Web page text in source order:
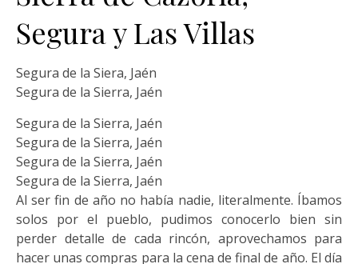
Segura y Las Villas
Segura de la Siera, Jaén
Segura de la Sierra, Jaén
Segura de la Sierra, Jaén
Segura de la Sierra, Jaén
Segura de la Sierra, Jaén
Segura de la Sierra, Jaén
Al ser fin de año no había nadie, literalmente. Íbamos
solos por el pueblo, pudimos conocerlo bien sin
perder detalle de cada rincón, aprovechamos para
hacer unas compras para la cena de final de año. El día